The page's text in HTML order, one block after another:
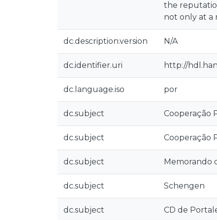
the
not only at a
dc.description.version N/A
dc.identifier.uri http://
dc.language.iso por
dc.subject Cooperação
dc.subject Cooperação
dc.subject Memorando
dc.subject Schengen
dc.subject CD de